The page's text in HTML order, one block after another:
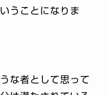
うことになりま
な者として思って